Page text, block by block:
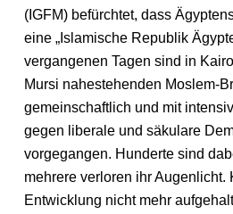
(IGFM) befürchtet, dass
eine „Islamische Republik
vergangenen Tagen sind in
Mursi nahestehenden Moslem-
gemeinschaftlich und mit
gegen liberale und säkulare
vorgegangen. Hunderte sind
mehrere verloren ihr Augenlicht.
Entwicklung nicht mehr